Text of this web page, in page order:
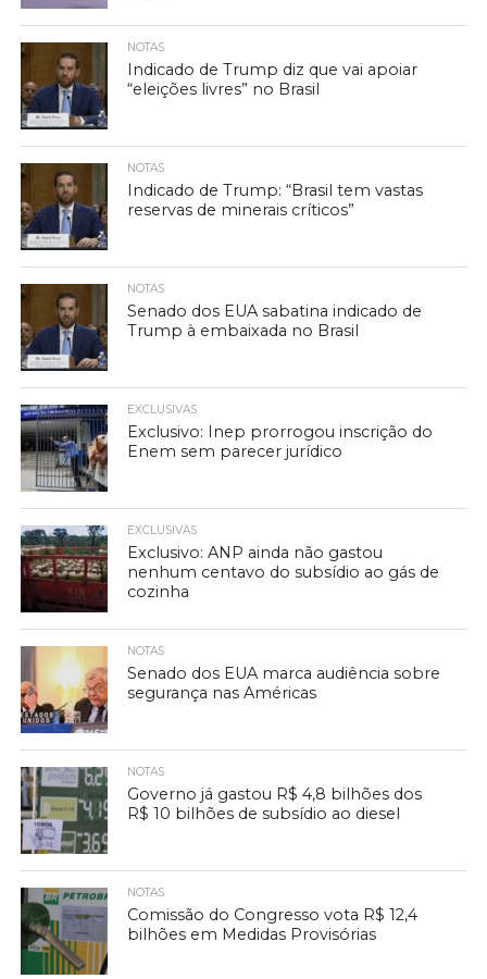
NOTAS
Indicado de Trump diz que vai apoiar
“eleições livres” no Brasil
NOTAS
Indicado de Trump: “Brasil tem vastas
reservas de minerais críticos”
NOTAS
Senado dos EUA sabatina indicado de
Trump à embaixada no Brasil
EXCLUSIVAS
Exclusivo: Inep prorrogou inscrição do
Enem sem parecer jurídico
EXCLUSIVAS
Exclusivo: ANP ainda não gastou
nenhum centavo do subsídio ao gás de
cozinha
NOTAS
Senado dos EUA marca audiência sobre
segurança nas Américas
NOTAS
Governo já gastou R$ 4,8 bilhões dos
R$ 10 bilhões de subsídio ao diesel
NOTAS
Comissão do Congresso vota R$ 12,4
bilhões em Medidas Provisórias